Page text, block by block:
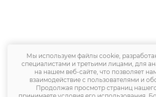
Мы используем файлы cookie,
специалистами и третьими лицами, для
на нашем веб-сайте, что позволяет
взаимодействие с пользователями и
Продолжая просмотр страниц